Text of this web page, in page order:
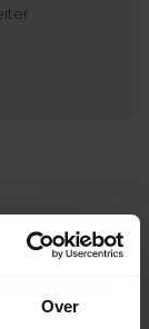
Over
10,95